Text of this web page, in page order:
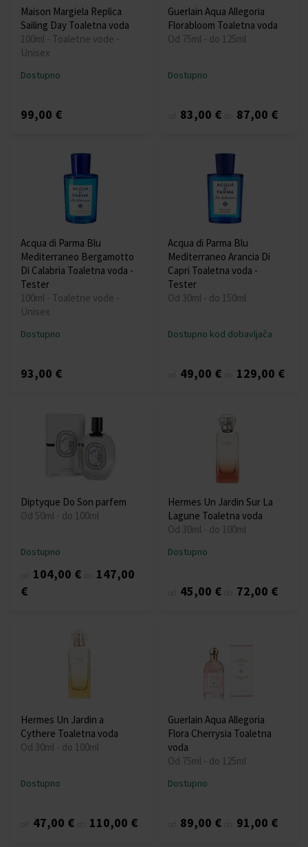
Maison Margiela Replica
Sailing Day Toaletna voda
100ml - Toaletne vode -
Unisex
Dostupno
99,00 €
Guerlain Aqua Allegoria
Florabloom Toaletna voda
Od 75ml - do 125ml
Dostupno
83,00 € 87,00 €
Acqua di Parma Blu
Mediterraneo Bergamotto
Di Calabria Toaletna voda -
Tester
100ml - Toaletne vode -
Unisex
Dostupno
93,00 €
Acqua di Parma Blu
Mediterraneo Arancia Di
Capri Toaletna voda -
Tester
Od 30ml - do 150ml
Dostupno kod dobavljača
49,00 € 129,00 €
Diptyque Do Son parfem
Od 50ml - do 100ml
Dostupno
104,00 €
147,00
€
Hermes Un Jardin Sur La
Lagune Toaletna voda
Od 30ml - do 100ml
Dostupno
45,00 € 72,00 €
Hermes Un Jardin a
Cythere Toaletna voda
Od 30ml - do 100ml
Dostupno
47,00 € 110,00 €
Guerlain Aqua Allegoria
Flora Cherrysia Toaletna
voda
Od 75ml - do 125ml
Dostupno
89,00 € 91,00 €